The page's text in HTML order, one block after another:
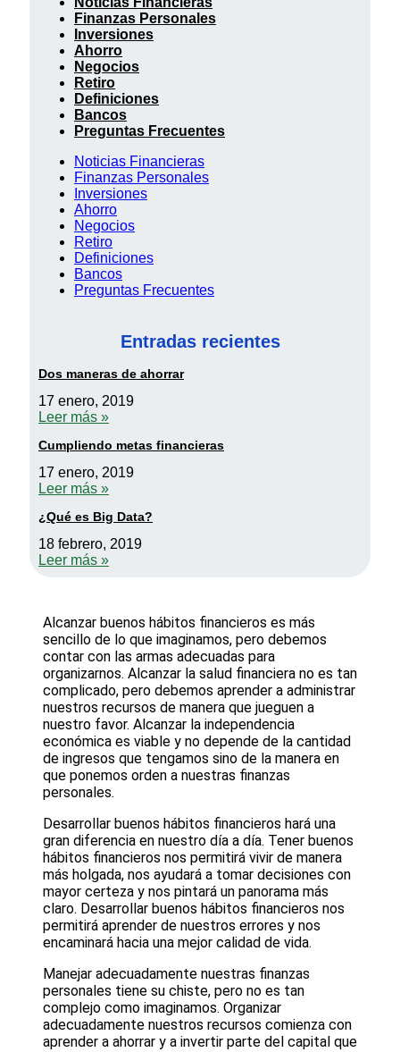
Finanzas Personales
Inversiones
Ahorro
Negocios
Retiro
Definiciones
Bancos
Preguntas Frecuentes
Noticias Financieras
Finanzas Personales
Inversiones
Ahorro
Negocios
Retiro
Definiciones
Bancos
Preguntas Frecuentes
Entradas recientes
Dos maneras de ahorrar
17 enero, 2019
Leer más »
Cumpliendo metas financieras
17 enero, 2019
Leer más »
¿Qué es Big Data?
18 febrero, 2019
Leer más »
Alcanzar buenos hábitos financieros es más
sencillo de lo que imaginamos, pero debemos
contar con las armas adecuadas para
organizarnos. Alcanzar la salud financiera no es tan
complicado, pero debemos aprender a administrar
nuestros recursos de manera que jueguen a
nuestro favor. Alcanzar la independencia
económica es viable y no depende de la cantidad
de ingresos que tengamos sino de la manera en
que ponemos orden a nuestras finanzas
personales.
Desarrollar buenos hábitos financieros hará una
gran diferencia en nuestro día a día. Tener buenos
hábitos financieros nos permitirá vivir de manera
más holgada, nos ayudará a tomar decisiones con
mayor certeza y nos pintará un panorama más
claro. Desarrollar buenos hábitos financieros nos
permitirá aprender de nuestros errores y nos
encaminará hacia una mejor calidad de vida.
Manejar adecuadamente nuestras finanzas
personales tiene su chiste, pero no es tan
complejo como imaginamos. Organizar
adecuadamente nuestros recursos comienza con
aprender a ahorrar y a invertir parte del capital que